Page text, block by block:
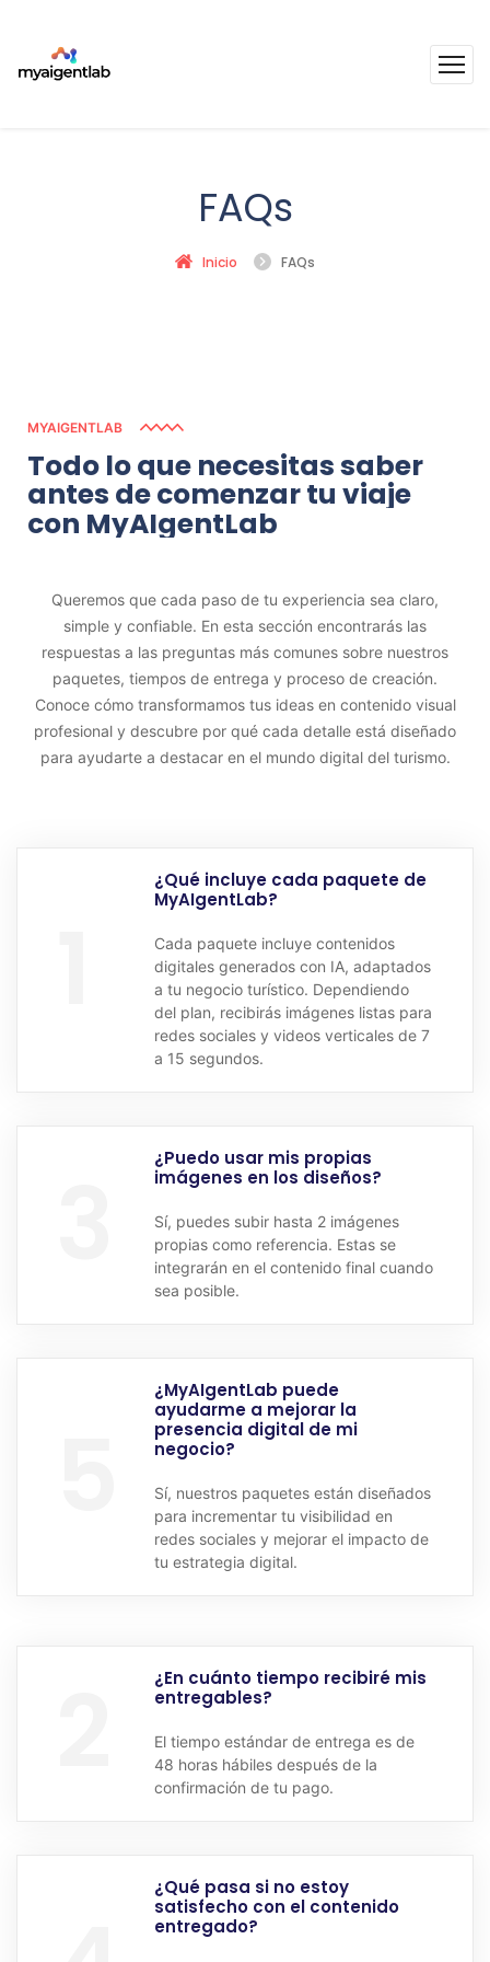
FAQs
Inicio FAQs
MYAIGENTLAB
Todo loque necesitassaber
antes decomenzartu viaje
con MyAIgentLab
Queremos que cada paso de tu experiencia sea claro,
simple y confiable. En esta sección encontrarás las
respuestas a las preguntas más comunes sobre nuestros
paquetes, tiempos de entrega y proceso de creación.
Conoce cómo transformamos tus ideas en contenido visual
profesional y descubre por qué cada detalle está diseñado
para ayudarte a destacar en el mundo digital del turismo.
¿Qué incluye cada paquete de
MyAIgentLab?
Cada paquete incluye contenidos
digitales generados con IA, adaptados
a tu negocio turístico. Dependiendo
del plan, recibirás imágenes listas para
redes sociales y videos verticales de 7
a 15 segundos.
¿Puedo usar mis propias
imágenes en los diseños?
Sí, puedes subir hasta 2 imágenes
propias como referencia. Estas se
integrarán en el contenido final cuando
sea posible.
¿MyAIgentLab puede
ayudarme a mejorar la
presencia digital de mi
negocio?
Sí, nuestros paquetes están diseñados
para incrementar tu visibilidad en
redes sociales y mejorar el impacto de
tu estrategia digital.
¿En cuánto tiempo recibiré mis
entregables?
El tiempo estándar de entrega es de
48 horas hábiles después de la
confirmación de tu pago.
¿Qué pasa si no estoy
satisfecho con el contenido
entregado?